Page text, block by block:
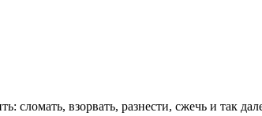
сломать, взорвать, разнести, сжечь и так